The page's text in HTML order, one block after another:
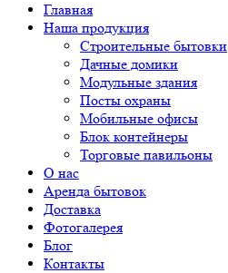
Главная
Наша продукция
Строительные бытовки
Дачные домики
Модульные здания
Посты охраны
Мобильные офисы
Блок контейнеры
Торговые павильоны
О нас
Аренда бытовок
Доставка
Фотогалерея
Блог
Контакты